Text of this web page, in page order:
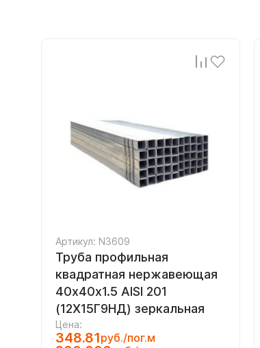
Артикул: N3609
Труба профильная
квадратная нержавеющая
40х40х1.5 AISI 201
(12Х15Г9НД) зеркальная
Цена:
348.81руб./пог.м